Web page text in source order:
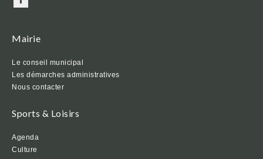
Mairie
Le conseil municipal
Les démarches administratives
Nous contacter
Sports & Loisirs
Agenda
Culture